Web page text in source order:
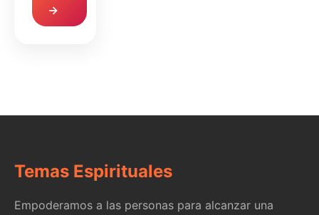
→
Temas Espirituales
Empoderamos a las personas para alcanzar una